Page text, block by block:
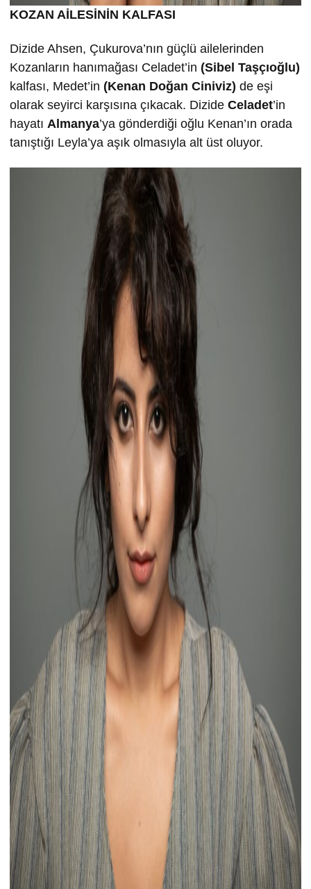
KOZAN AİLESİNİN KALFASI
Dizide Ahsen, Çukurova’nın güçlü ailelerinden
Kozanların hanımağası Celadet’in (Sibel Taşçıoğlu)
kalfası, Medet’in (Kenan Doğan Ciniviz) de eşi
olarak seyirci karşısına çıkacak. Dizide Celadet’in
hayatı Almanya’ya gönderdiği oğlu Kenan’ın orada
tanıştığı Leyla’ya aşık olmasıyla alt üst oluyor.